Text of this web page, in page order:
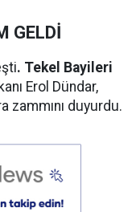
GELDİ
. Tekel Bayileri
Erol Dündar,
zammını duyurdu.